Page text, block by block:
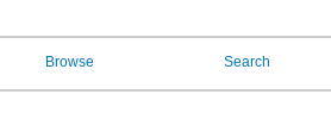
Browse Search